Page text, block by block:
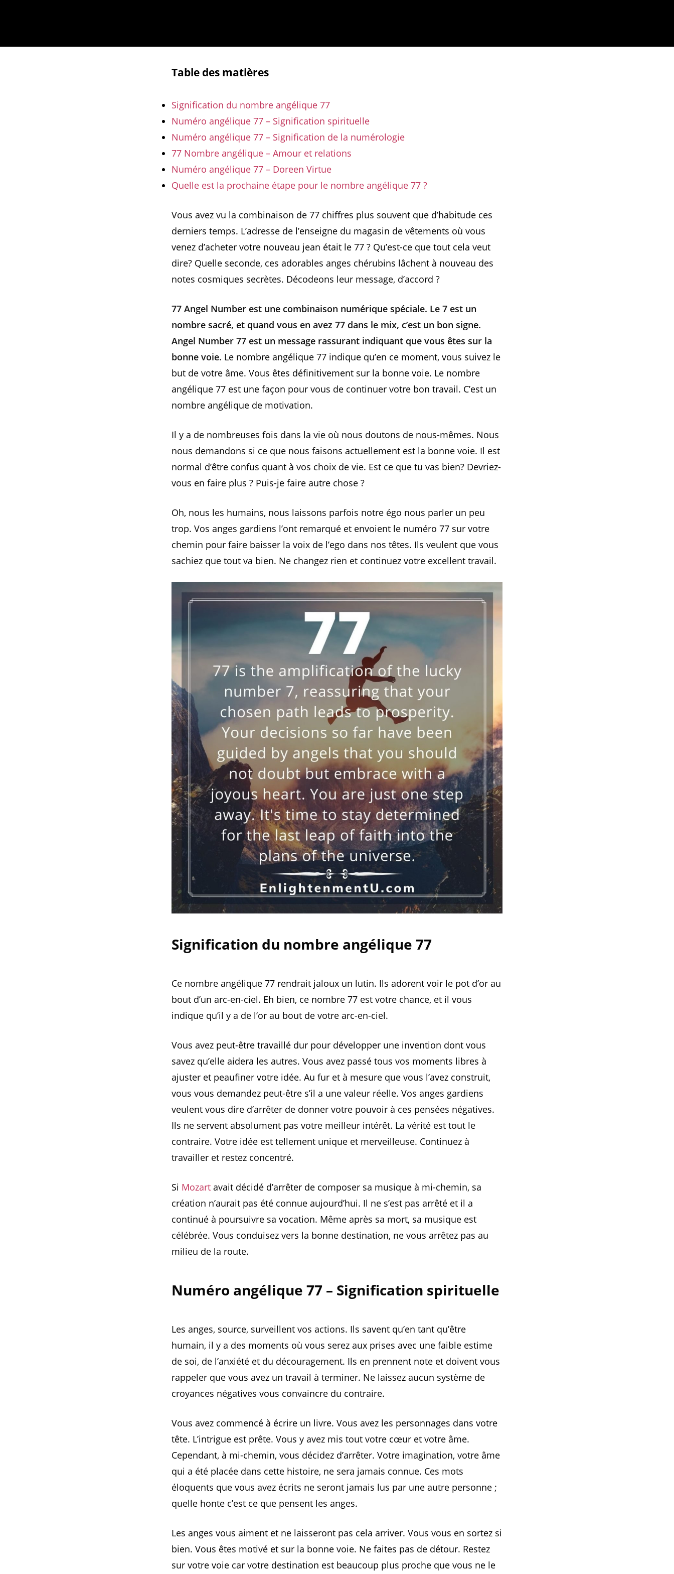
Table des matières
Signification du nombre angélique 77
Numéro angélique 77 – Signification spirituelle
Numéro angélique 77 – Signification de la numérologie
77 Nombre angélique – Amour et relations
Numéro angélique 77 – Doreen Virtue
Quelle est la prochaine étape pour le nombre angélique 77 ?
Vous avez vu la combinaison de 77 chiffres plus souvent que d’habitude ces
derniers temps. L’adresse de l’enseigne du magasin de vêtements où vous
venez d’acheter votre nouveau jean était le 77 ? Qu’est-ce que tout cela veut
dire? Quelle seconde, ces adorables anges chérubins lâchent à nouveau des
notes cosmiques secrètes. Décodeons leur message, d’accord ?
77 Angel Number est une combinaison numérique spéciale. Le 7 est un
nombre sacré, et quand vous en avez 77 dans le mix, c’est un bon signe.
Angel Number 77 est un message rassurant indiquant que vous êtes sur la
bonne voie. Le nombre angélique 77 indique qu’en ce moment, vous suivez le
but de votre âme. Vous êtes définitivement sur la bonne voie. Le nombre
angélique 77 est une façon pour vous de continuer votre bon travail. C’est un
nombre angélique de motivation.
Il y a de nombreuses fois dans la vie où nous doutons de nous-mêmes. Nous
nous demandons si ce que nous faisons actuellement est la bonne voie. Il est
normal d’être confus quant à vos choix de vie. Est ce que tu vas bien? Devriez-
vous en faire plus ? Puis-je faire autre chose ?
Oh, nous les humains, nous laissons parfois notre égo nous parler un peu
trop. Vos anges gardiens l’ont remarqué et envoient le numéro 77 sur votre
chemin pour faire baisser la voix de l’ego dans nos têtes. Ils veulent que vous
sachiez que tout va bien. Ne changez rien et continuez votre excellent travail.
Signification du nombre angélique 77
Ce nombre angélique 77 rendrait jaloux un lutin. Ils adorent voir le pot d’or au
bout d’un arc-en-ciel. Eh bien, ce nombre 77 est votre chance, et il vous
indique qu’il y a de l’or au bout de votre arc-en-ciel.
Vous avez peut-être travaillé dur pour développer une invention dont vous
savez qu’elle aidera les autres. Vous avez passé tous vos moments libres à
ajuster et peaufiner votre idée. Au fur et à mesure que vous l’avez construit,
vous vous demandez peut-être s’il a une valeur réelle. Vos anges gardiens
veulent vous dire d’arrêter de donner votre pouvoir à ces pensées négatives.
Ils ne servent absolument pas votre meilleur intérêt. La vérité est tout le
contraire. Votre idée est tellement unique et merveilleuse. Continuez à
travailler et restez concentré.
Si Mozart avait décidé d’arrêter de composer sa musique à mi-chemin, sa
création n’aurait pas été connue aujourd’hui. Il ne s’est pas arrêté et il a
continué à poursuivre sa vocation. Même après sa mort, sa musique est
célébrée. Vous conduisez vers la bonne destination, ne vous arrêtez pas au
milieu de la route.
Numéro angélique 77 – Signification spirituelle
Les anges, source, surveillent vos actions. Ils savent qu’en tant qu’être
humain, il y a des moments où vous serez aux prises avec une faible estime
de soi, de l’anxiété et du découragement. Ils en prennent note et doivent vous
rappeler que vous avez un travail à terminer. Ne laissez aucun système de
croyances négatives vous convaincre du contraire.
Vous avez commencé à écrire un livre. Vous avez les personnages dans votre
tête. L’intrigue est prête. Vous y avez mis tout votre cœur et votre âme.
Cependant, à mi-chemin, vous décidez d’arrêter. Votre imagination, votre âme
qui a été placée dans cette histoire, ne sera jamais connue. Ces mots
éloquents que vous avez écrits ne seront jamais lus par une autre personne ;
quelle honte c’est ce que pensent les anges.
Les anges vous aiment et ne laisseront pas cela arriver. Vous vous en sortez si
bien. Vous êtes motivé et sur la bonne voie. Ne faites pas de détour. Restez
sur votre voie car votre destination est beaucoup plus proche que vous ne le